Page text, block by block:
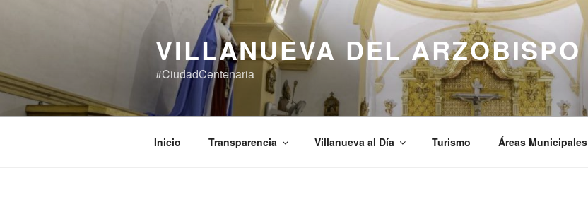
VILLANUEVA DEL ARZOBISPO
#CiudadCentenaria
Inicio Transparencia Villanueva al Día Turismo Áreas Municipales